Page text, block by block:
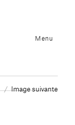
Menu
Image suivante